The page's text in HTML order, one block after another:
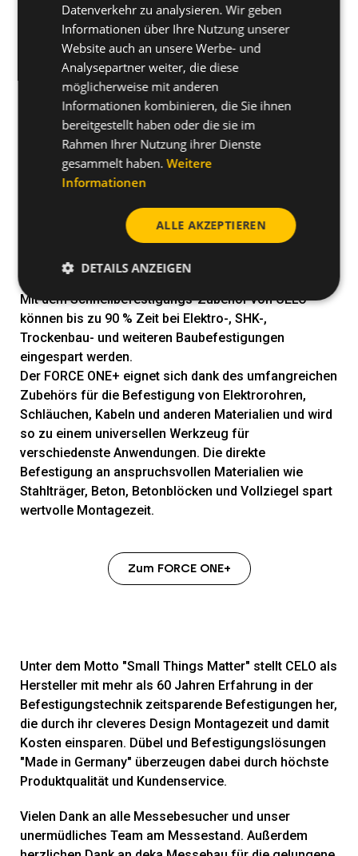
Robustheit und Langlebigkeit optimiert durch
jahrelange Erfahrung auf dem Markt, mit
schmaler Nase zum Setzen von Profilen
Maximaler Staubschutz garantiert dauerhafte
Leistung auch bei Deckenbefestigungen mit
dem neuen Frontschutz.
Verstärkte Nase für das Setzen auf vielen
Untergründen
Mehr Halt und Stabilität während des
Setzvorgangs dank des verbesserten Designs
des Magazinfußes
Transport und Lagerung optimiert dank des
praktischeren, bequemen und stapelbaren
Aufbewahrungskoffers
Mit dem Schnellbefestigungs-Zubehör von CELO
können bis zu 90 % Zeit bei Elektro-, SHK-,
Trockenbau- und weiteren Baubefestigungen
eingespart werden.
Der FORCE ONE+ eignet sich dank des umfangreichen
Zubehörs für die Befestigung von Elektrorohren,
Schläuchen, Kabeln und anderen Materialien und wird
so zu einem universellen Werkzeug für
verschiedenste Anwendungen. Die direkte
Befestigung an anspruchsvollen Materialien wie
Stahlträger, Beton, Betonblöcken und Vollziegel spart
wertvolle Montagezeit.
Zum FORCE ONE+
Unter dem Motto "Small Things Matter" stellt CELO als
Hersteller mit mehr als 60 Jahren Erfahrung in der
Befestigungstechnik zeitsparende Befestigungen her,
die durch ihr cleveres Design Montagezeit und damit
Kosten einsparen. Dübel und Befestigungslösungen
"Made in Germany" überzeugen dabei durch höchste
Produktqualität und Kundenservice.
Vielen Dank an alle Messebesucher und unser
unermüdliches Team am Messestand. Außerdem
Datenverkehr zu analysieren. Wir geben
Informationen über Ihre Nutzung unserer
Website auch an unsere Werbe- und
Analysepartner weiter, die diese
möglicherweise mit anderen
Informationen kombinieren, die Sie ihnen
bereitgestellt haben oder die sie im
Rahmen Ihrer Nutzung ihrer Dienste
gesammelt haben.Weitere
Informationen
ALLE AKZEPTIEREN
DETAILS ANZEIGEN